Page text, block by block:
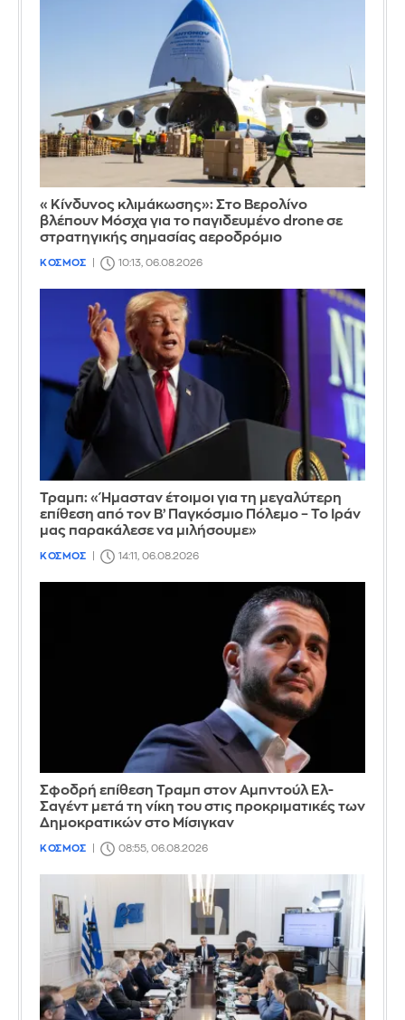
«Κίνδυνος κλιμάκωσης»: Στο Βερολίνο
βλέπουν Μόσχα για το παγιδευμένο drone σε
στρατηγικής σημασίας αεροδρόμιο
ΚΟΣΜΟΣ 10:13, 06.08.2026
Τραμπ: «Ήμασταν έτοιμοι για τη μεγαλύτερη
επίθεση από τον Β’ Παγκόσμιο Πόλεμο – Το Ιράν
μας παρακάλεσε να μιλήσουμε»
ΚΟΣΜΟΣ 14:11, 06.08.2026
Σφοδρή επίθεση Τραμπ στον Αμπντούλ Ελ-
Σαγέντ μετά τη νίκη του στις προκριματικές των
Δημοκρατικών στο Μίσιγκαν
ΚΟΣΜΟΣ 08:55, 06.08.2026